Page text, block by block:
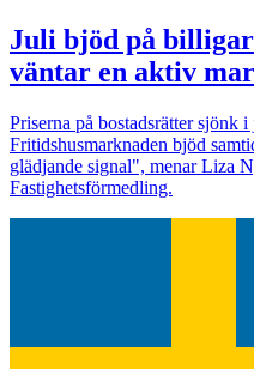
Juli bjöd på
väntar en aktiv
Priserna på bostadsrätter sjönk
Fritidshusmarknaden bjöd
glädjande signal", menar Liza
Fastighetsförmedling.